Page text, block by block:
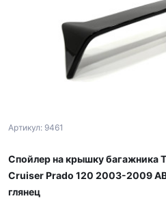
Артикул: 9461
Спойлер на крышку багажника
Cruiser Prado 120 2003-2009
глянец